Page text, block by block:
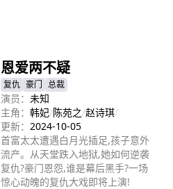
恩爱两不疑
复仇 豪门 总裁
演员： 未知
主角： 韩妃/陈苑之/赵诗琪/
更新： 2024-10-05
首富太太遭遇白月光插足,孩子意外
流产。从天堂跌入地狱,她如何逆袭
复仇?豪门恩怨,谁是幕后黑手?一场
惊心动魄的复仇大戏即将上演!